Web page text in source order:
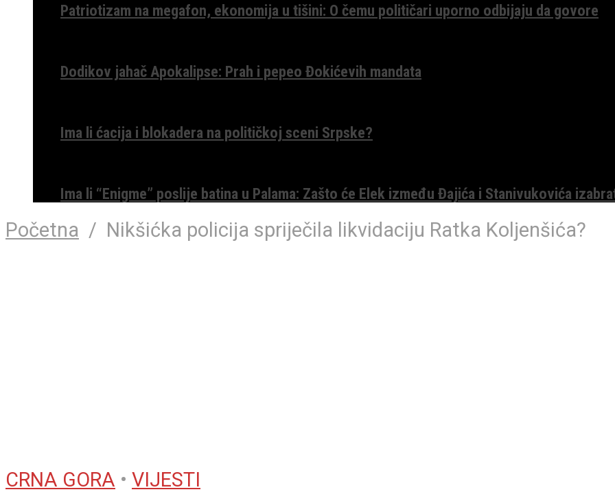
Patriotizam na megafon, ekonomija u tišini: O čemu političari uporno odbijaju da govore
Dodikov jahač Apokalipse: Prah i pepeo Đokićevih mandata
Ima li ćacija i blokadera na političkoj sceni Srpske?
Ima li “Enigme” poslije batina u Palama: Zašto će Elek između Đajića i Stanivukovića
Početna / Nikšićka policija spriječila likvidaciju Ratka Koljenšića?
CRNA GORA • VIJESTI